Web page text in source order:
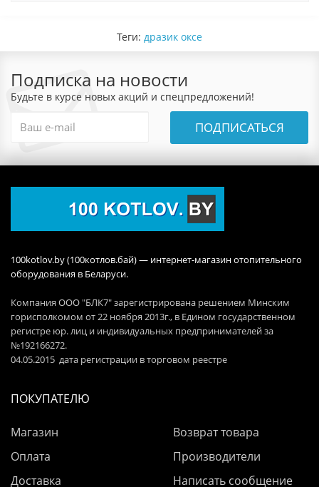
Теги: дразик оксе
Подписка на новости
Будьте в курсе новых акций и спецпредложений!
ПОДПИСАТЬСЯ
100kotlov.by (100котлов.бай) — интернет-магазин отопительного
оборудования в Беларуси.
Компания ООО "БЛК7" зарегистрирована решением Минским
горисполкомом от 22 ноября 2013г., в Едином государственном
регистре юр. лиц и индивидуальных предпринимателей за
№192166272.
04.05.2015 дата регистрации в торговом реестре
ПОКУПАТЕЛЮ
Магазин
Оплата
Доставка
Возврат товара
Производители
Написать сообщение